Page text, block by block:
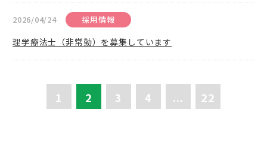
2026/04/24 採用情報
理学療法士（非常勤）を募集しています
1 2 3 4 ... 22